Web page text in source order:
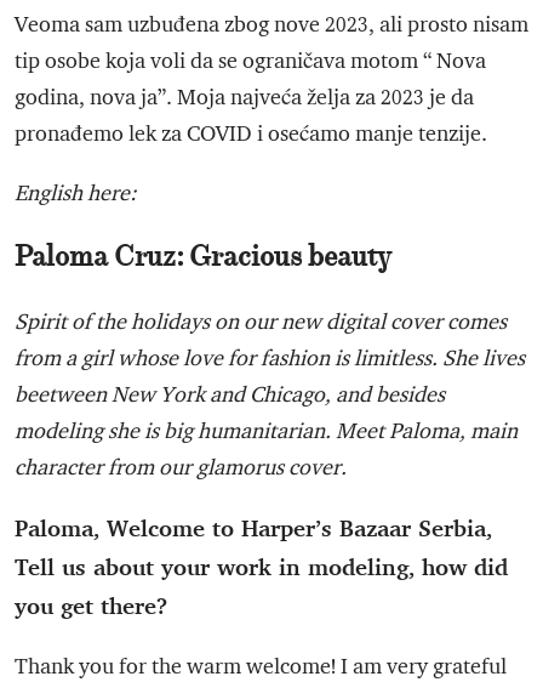
Veoma sam uzbuđena zbog nove 2023, ali prosto nisam
tip osobe koja voli da se ograničava motom “ Nova
godina, nova ja”. Moja najveća želja za 2023 je da
pronađemo lek za COVID i osećamo manje tenzije.
English here:
Paloma Cruz: Gracious beauty
Spirit of the holidays on our new digital cover comes
from a girl whose love for fashion is limitless. She lives
beetween New York and Chicago, and besides
modeling she is big humanitarian. Meet Paloma, main
character from our glamorus cover.
Paloma, Welcome to Harper’s Bazaar Serbia,
Tell us about your work in modeling, how did
you get there?
Thank you for the warm welcome! I am very grateful